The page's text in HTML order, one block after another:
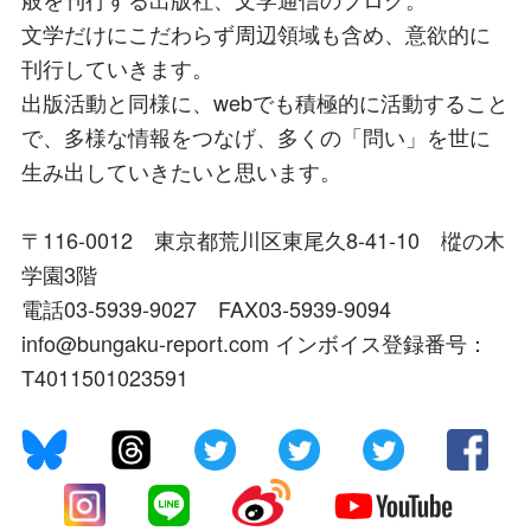
文学だけにこだわらず周辺領域も含め、意欲的に
刊行していきます。
出版活動と同様に、webでも積極的に活動すること
で、多様な情報をつなげ、多くの「問い」を世に
生み出していきたいと思います。
〒116-0012 東京都荒川区東尾久8-41-10 樅の木
学園3階
電話03-5939-9027 FAX03-5939-9094
info@bungaku-report.com インボイス登録番号：
T4011501023591